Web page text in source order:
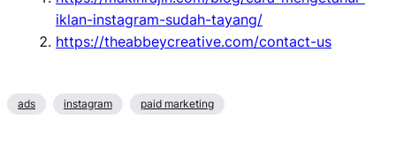
iklan-instagram-sudah-tayang/
https://theabbeycreative.com/contact-us
ads instagram paid marketing